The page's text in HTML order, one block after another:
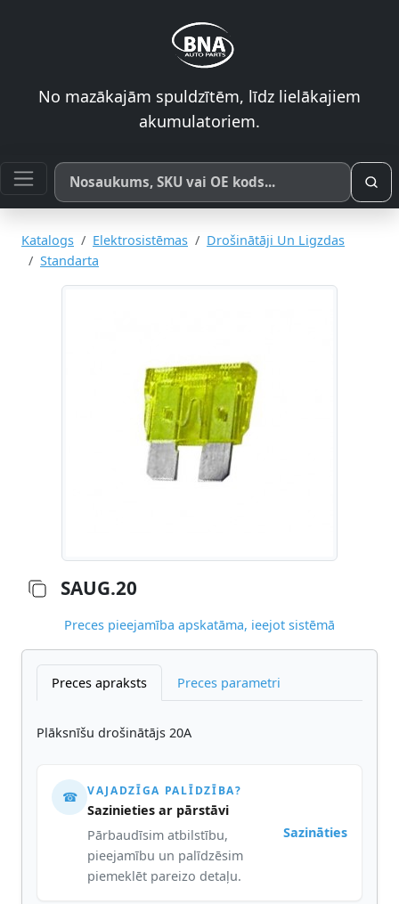
No mazākajām spuldzītēm, līdz lielākajiem
akumulatoriem.
Meklēt pēc produkta nosaukuma, SKU vai OE koda
Katalogs Elektrosistēmas
Drošinātāji Un Ligzdas
Standarta
SAUG.20
Preces pieejamība apskatāma, ieejot sistēmā
Preces apraksts Preces parametri
Plāksnīšu drošinātājs 20A
☎ VAJADZĪGA PALĪDZĪBA?
Sazinieties ar pārstāvi
Pārbaudīsim atbilstību,
pieejamību un palīdzēsim
piemeklēt pareizo detaļu.
Sazināties